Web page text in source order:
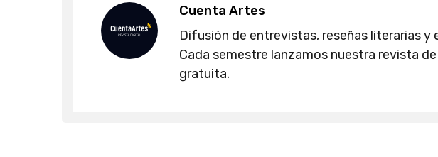
Cuenta Artes
Difusión de entrevistas, reseñas literarias y
Cada semestre lanzamos nuestra revista
gratuita.